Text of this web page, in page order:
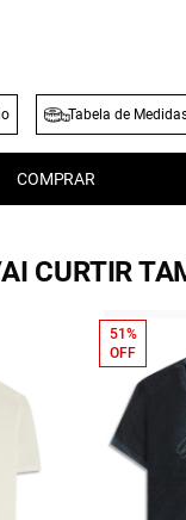
Tabela de
COMPRAR
CURTIR
51%
OFF